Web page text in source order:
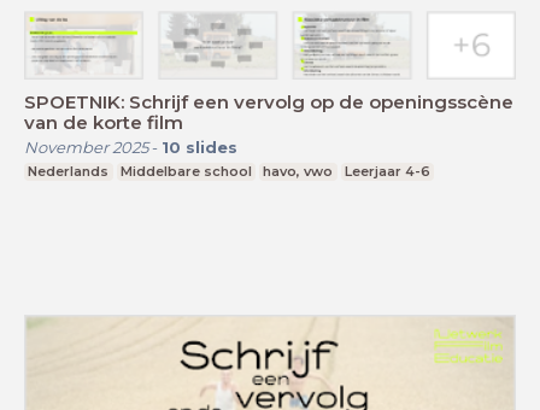
SPOETNIK: Schrijf een vervolg op de openingsscène
van de korte film
November 2025- 10 slides
Nederlands Middelbare school havo, vwo Leerjaar 4-6